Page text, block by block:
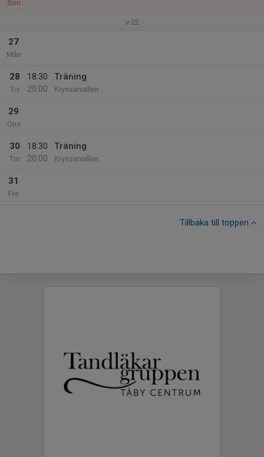
Sön
v.22
27
Mån
28
Tis
18:30
20:00
Träning
Kryssarvallen
29
Ons
30
Tor
18:30
20:00
Träning
Kryssarvallen
31
Fre
Tillbaka till toppen